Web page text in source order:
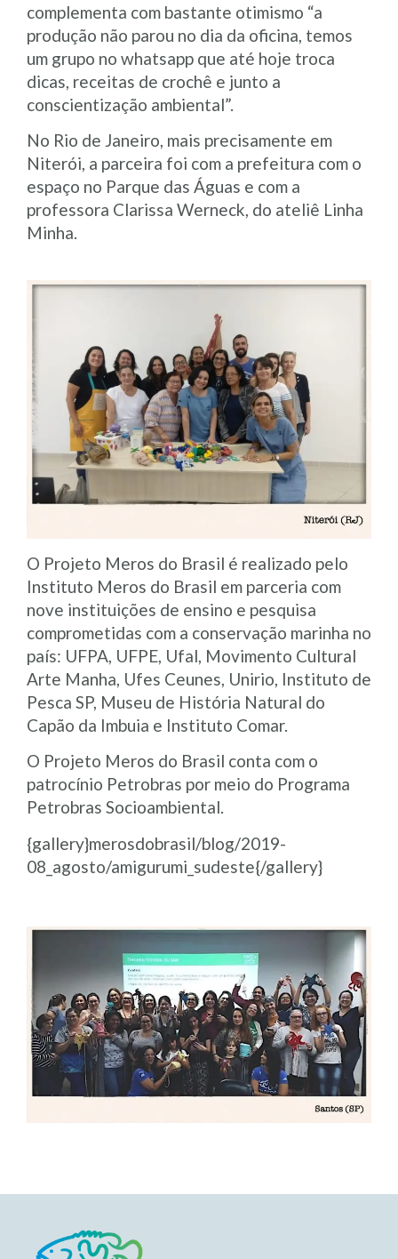
complementa com bastante otimismo “a
produção não parou no dia da oficina, temos
um grupo no whatsapp que até hoje troca
dicas, receitas de crochê e junto a
conscientização ambiental”.
No Rio de Janeiro, mais precisamente em
Niterói, a parceira foi com a prefeitura com o
espaço no Parque das Águas e com a
professora Clarissa Werneck, do ateliê Linha
Minha.
O Projeto Meros do Brasil é realizado pelo
Instituto Meros do Brasil em parceria com
nove instituições de ensino e pesquisa
comprometidas com a conservação marinha no
país: UFPA, UFPE, Ufal, Movimento Cultural
Arte Manha, Ufes Ceunes, Unirio, Instituto de
Pesca SP, Museu de História Natural do
Capão da Imbuia e Instituto Comar.
O Projeto Meros do Brasil conta com o
patrocínio Petrobras por meio do Programa
Petrobras Socioambiental.
{gallery}merosdobrasil/blog/2019-
08_agosto/amigurumi_sudeste{/gallery}